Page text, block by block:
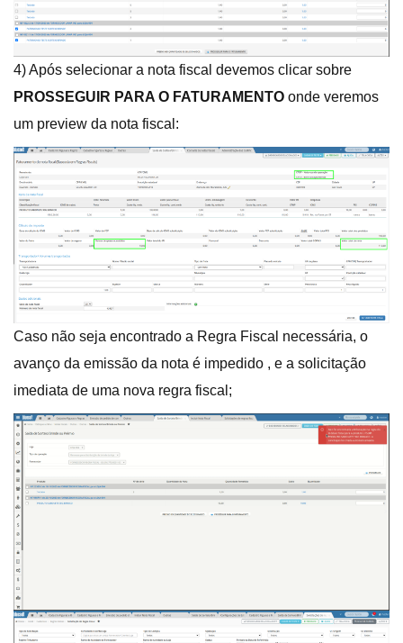
4) Após selecionar a nota fiscal devemos clicar sobre
PROSSEGUIR PARA O FATURAMENTO onde veremos
um preview da nota fiscal:
Caso não seja encontrado a Regra Fiscal necessária, o
avanço da emissão da nota é impedido , e a solicitação
imediata de uma nova regra fiscal;